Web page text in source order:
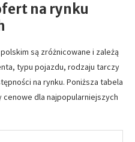
na rynku
są zróżnicowane i zależą
typu pojazdu, rodzaju tarczy
na rynku. Poniższa tabela
dla najpopularniejszych